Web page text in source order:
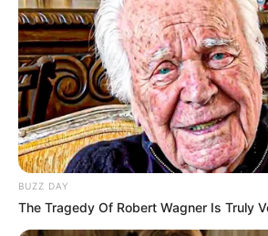
ULASAN
Alamat email Anda tidak akan dipublikasikan. Ruas
BUZZ DAY
The Tragedy Of Robert Wagner Is Truly